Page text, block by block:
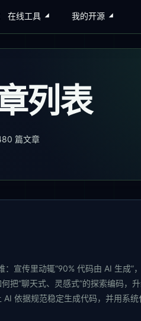
在线工具 我的开源
列表
篇文章
宣传里动辄“90% 代码由 AI 生成”
把“聊天式、灵感式”的探索编码，
AI 依据规范稳定生成代码，并用系统